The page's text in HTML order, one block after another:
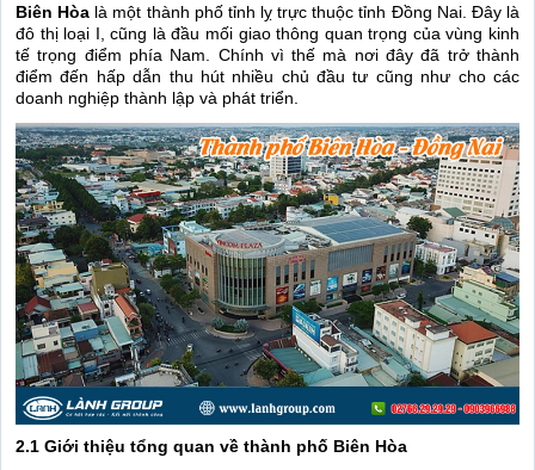
Biên Hòa là một thành phố tỉnh lỵ trực thuộc tỉnh Đồng Nai. Đây là
đô thị loại I, cũng là đầu mối giao thông quan trọng của vùng kinh
tế trọng điểm phía Nam. Chính vì thế mà nơi đây đã trở thành
điểm đến hấp dẫn thu hút nhiều chủ đầu tư cũng như cho các
doanh nghiệp thành lập và phát triển.
2.1 Giới thiệu tổng quan về thành phố Biên Hòa